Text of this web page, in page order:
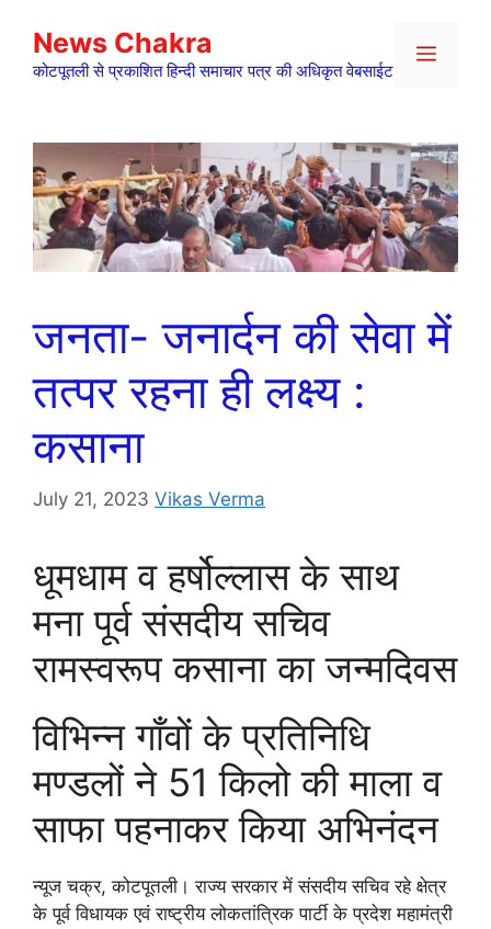
content
News Chakra
कोटपूतली से प्रकाशित हिन्दी समाचार पत्र की अधिकृत वेबसाईट
Menu
जनता- जनार्दन की सेवा में
तत्पर रहना ही लक्ष्य :
कसाना
July 21, 2023 Vikas Verma
धूमधाम व हर्षोल्लास के साथ
मना पूर्व संसदीय सचिव
रामस्वरूप कसाना का जन्मदिवस
विभिन्न गाँवों के प्रतिनिधि
मण्डलों ने 51 किलो की माला व
साफा पहनाकर किया अभिनंदन
न्यूज चक्र, कोटपूतली। राज्य सरकार में संसदीय सचिव रहे क्षेत्र
के पूर्व विधायक एवं राष्ट्रीय लोकतांत्रिक पार्टी के प्रदेश महामंत्री